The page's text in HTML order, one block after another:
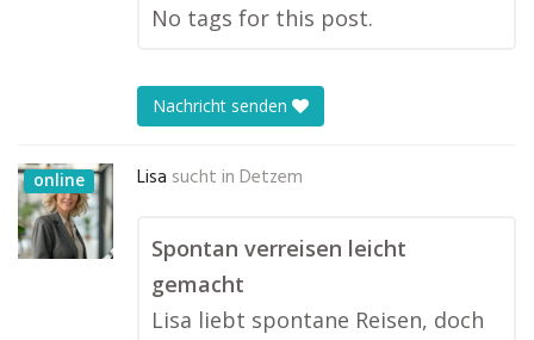
No tags for this post.
Nachricht senden
online Lisa sucht in Detzem
Spontan verreisen leicht
gemacht
Lisa liebt spontane Reisen, doch